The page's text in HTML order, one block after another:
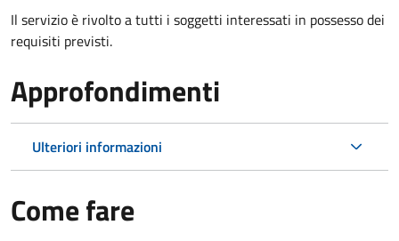
Il servizio è rivolto a tutti i soggetti interessati in possesso dei
requisiti previsti.
Approfondimenti
Ulteriori informazioni
Come fare